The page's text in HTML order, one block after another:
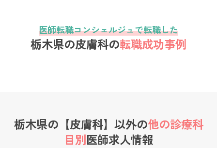
医師転職コンシェルジュで転職した
栃木県の皮膚科の転職成功事例
栃木県の【皮膚科】以外の他の診療科
目別医師求人情報